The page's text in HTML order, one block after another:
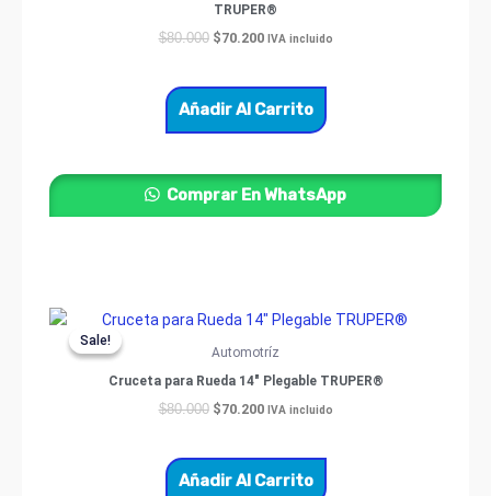
TRUPER®
$80.000 $70.200 IVA incluido
Añadir Al Carrito
Comprar En WhatsApp
Sale!
Sale!
Automotríz
Cruceta para Rueda 14″ Plegable TRUPER®
$80.000
Original
was:
$70.200
Current
price
is:
IVA incluido
Añadir Al Carrito